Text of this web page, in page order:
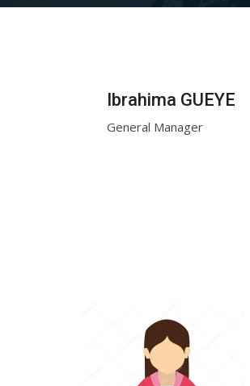
Ibrahima GUEYE
General Manager